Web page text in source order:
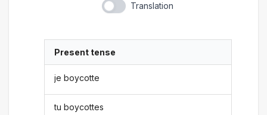
Translation
Present tense
je boycotte
tu boycottes